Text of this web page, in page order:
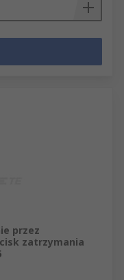
przez
zatrzymania